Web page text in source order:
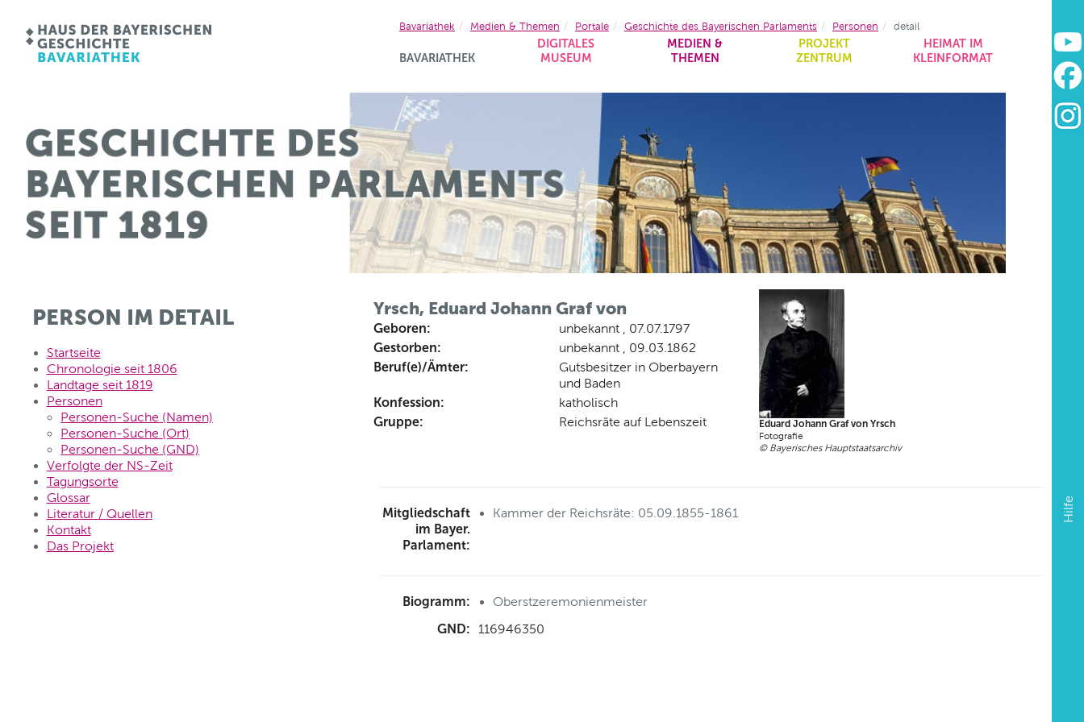
BAVARIATHEK
DIGITALES
MUSEUM
MEDIEN &
THEMEN
PROJEKT
ZENTRUM
HEIMAT IM
KLEINFORMAT
Hilfe
Bavariathek Medien & Themen Portale Geschichte des Bayerischen Parlaments Personen detail
PERSON IM DETAIL
Startseite
Chronologie seit 1806
Landtage seit 1819
Personen
Personen-Suche (Namen)
Personen-Suche (Ort)
Personen-Suche (GND)
Verfolgte der NS-Zeit
Tagungsorte
Glossar
Literatur / Quellen
Kontakt
Das Projekt
Yrsch, Eduard Johann Graf von
Geboren: unbekannt , 07.07.1797
Gestorben: unbekannt , 09.03.1862
Beruf(e)/Ämter:
Gutsbesitzer in Oberbayern
und Baden
Konfession: katholisch
Gruppe: Reichsräte auf Lebenszeit
Eduard Johann Graf von Yrsch
Fotografie
© Bayerisches Hauptstaatsarchiv
Mitgliedschaft
im Bayer.
Parlament:
Kammer der Reichsräte: 05.09.1855-1861
Biogramm: Oberstzeremonienmeister
GND: 116946350